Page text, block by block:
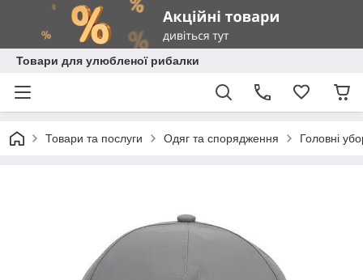
Товари для улюбленої рибалки
Товари та послуги Одяг та спорядження Головні